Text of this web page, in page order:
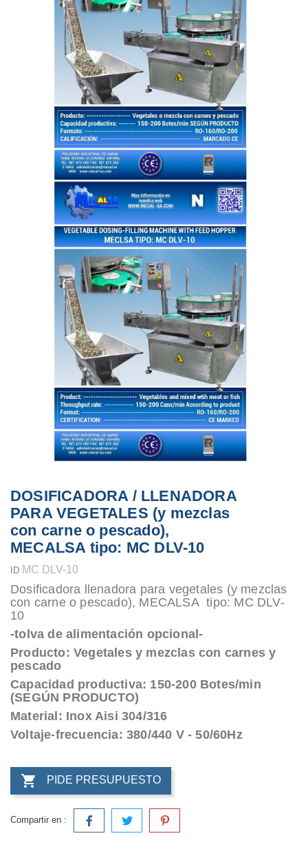
DOSIFICADORA / LLENADORA
PARA VEGETALES (y mezclas
con carne o pescado),
MECALSA tipo: MC DLV-10
ID MC DLV-10
Dosificadora llenadora para vegetales (y mezclas
con carne o pescado), MECALSA tipo: MC DLV-
10
-tolva de alimentación opcional-
Producto: Vegetales y mezclas con carnes y
pescado
Capacidad productiva: 150-200 Botes/min
(SEGÚN PRODUCTO)
Material: Inox Aisi 304/316
Voltaje-frecuencia: 380/440 V - 50/60Hz
 PIDE PRESUPUESTO
Compartir en :